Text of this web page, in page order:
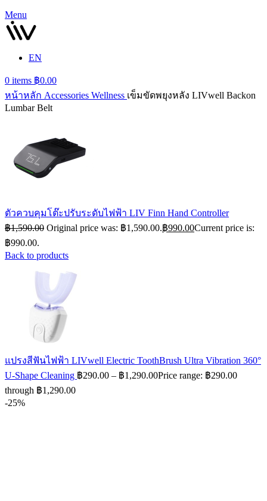
Menu
EN
0 items ฿0.00
หน้าหลัก Accessories Wellness เข็มขัดพยุงหลัง LIVwell Backon
Lumbar Belt
ตัวควบคุมโต๊ะปรับระดับไฟฟ้า LIV Finn Hand Controller
฿1,590.00 Original price was: ฿1,590.00.฿990.00Current price is:
฿990.00.
Back to products
แปรงสีฟันไฟฟ้า LIVwell Electric ToothBrush Ultra Vibration 360°
U-Shape Cleaning ฿290.00 – ฿1,290.00Price range: ฿290.00
through ฿1,290.00
-25%